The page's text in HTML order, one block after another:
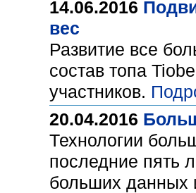
14.06.2016
вес
Развитие все
состав топа
участников.
20.04.2016
Технологии
последние пять
больших данных